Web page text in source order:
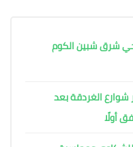
حي شرق شبين الكوم
شوارع الغردقة بعد
أولًا